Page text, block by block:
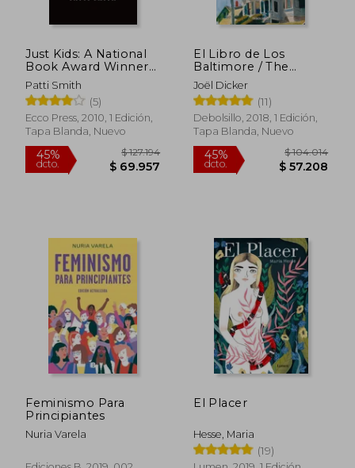
45%
dcto.
$ 116.780
$ 64.229
45%
dcto.
Just Kids: A National
Book Award Winner
(en Inglés)
Patti Smith
(5)
Ecco Press, 2010, 1 Edición,
Tapa Blanda, Nuevo
El Libro de Los
Baltimore / The
Baltimore Boys
Joël Dicker
(11)
Debolsillo, 2018, 1 Edición,
Tapa Blanda, Nuevo
Feminismo Para
Principiantes
Nuria Varela
El Placer
Hesse, Maria
(19)